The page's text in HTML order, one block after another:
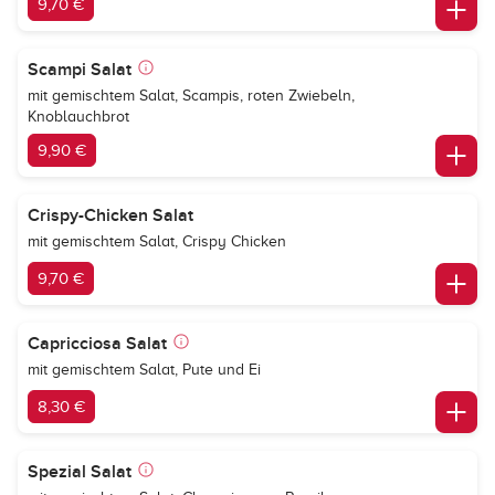
9,70 €
Scampi Salat
mit gemischtem Salat, Scampis, roten Zwiebeln,
Knoblauchbrot
9,90 €
Crispy-Chicken Salat
mit gemischtem Salat, Crispy Chicken
9,70 €
Capricciosa Salat
mit gemischtem Salat, Pute und Ei
8,30 €
Spezial Salat